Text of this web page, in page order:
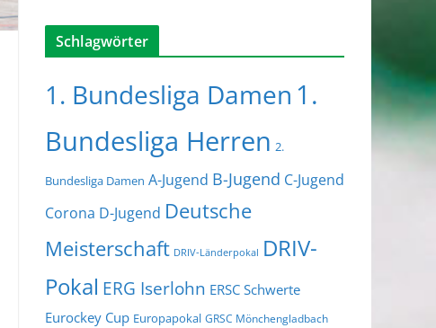
Schlagwörter
1. Bundesliga Damen 1.
Bundesliga Herren 2.
Bundesliga Damen A-Jugend B-Jugend C-Jugend
Corona D-Jugend Deutsche
Meisterschaft DRIV-Länderpokal DRIV-
Pokal ERG Iserlohn ERSC Schwerte
Eurockey Cup Europapokal GRSC Mönchengladbach